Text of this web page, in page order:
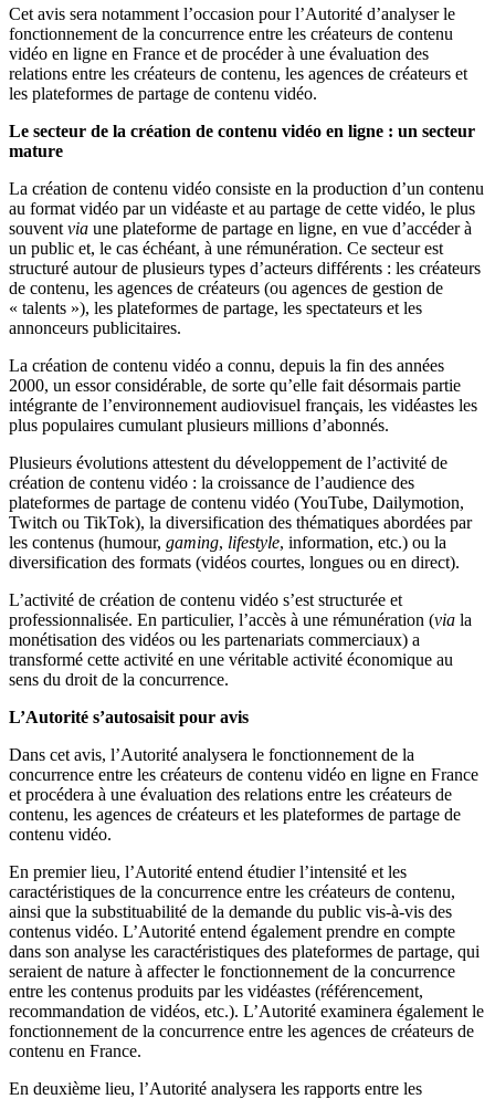
Cet avis sera notamment l’occasion pour l’Autorité d’analyser le
fonctionnement de la concurrence entre les créateurs de contenu
vidéo en ligne en France et de procéder à une évaluation des
relations entre les créateurs de contenu, les agences de créateurs et
les plateformes de partage de contenu vidéo.
Le secteur de la création de contenu vidéo en ligne : un secteur
mature
La création de contenu vidéo consiste en la production d’un contenu
au format vidéo par un vidéaste et au partage de cette vidéo, le plus
souvent via une plateforme de partage en ligne, en vue d’accéder à
un public et, le cas échéant, à une rémunération. Ce secteur est
structuré autour de plusieurs types d’acteurs différents : les créateurs
de contenu, les agences de créateurs (ou agences de gestion de
« talents »), les plateformes de partage, les spectateurs et les
annonceurs publicitaires.
La création de contenu vidéo a connu, depuis la fin des années
2000, un essor considérable, de sorte qu’elle fait désormais partie
intégrante de l’environnement audiovisuel français, les vidéastes les
plus populaires cumulant plusieurs millions d’abonnés.
Plusieurs évolutions attestent du développement de l’activité de
création de contenu vidéo : la croissance de l’audience des
plateformes de partage de contenu vidéo (YouTube, Dailymotion,
Twitch ou TikTok), la diversification des thématiques abordées par
les contenus (humour, gaming, lifestyle, information, etc.) ou la
diversification des formats (vidéos courtes, longues ou en direct).
L’activité de création de contenu vidéo s’est structurée et
professionnalisée. En particulier, l’accès à une rémunération (via la
monétisation des vidéos ou les partenariats commerciaux) a
transformé cette activité en une véritable activité économique au
sens du droit de la concurrence.
L’Autorité s’autosaisit pour avis
Dans cet avis, l’Autorité analysera le fonctionnement de la
concurrence entre les créateurs de contenu vidéo en ligne en France
et procédera à une évaluation des relations entre les créateurs de
contenu, les agences de créateurs et les plateformes de partage de
contenu vidéo.
En premier lieu, l’Autorité entend étudier l’intensité et les
caractéristiques de la concurrence entre les créateurs de contenu,
ainsi que la substituabilité de la demande du public vis-à-vis des
contenus vidéo. L’Autorité entend également prendre en compte
dans son analyse les caractéristiques des plateformes de partage, qui
seraient de nature à affecter le fonctionnement de la concurrence
entre les contenus produits par les vidéastes (référencement,
recommandation de vidéos, etc.). L’Autorité examinera également le
fonctionnement de la concurrence entre les agences de créateurs de
contenu en France.
En deuxième lieu, l’Autorité analysera les rapports entre les